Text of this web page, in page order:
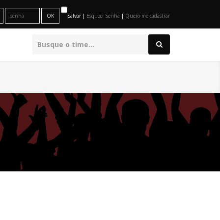
Salvar | Esqueci Senha | Quero me cadastrar